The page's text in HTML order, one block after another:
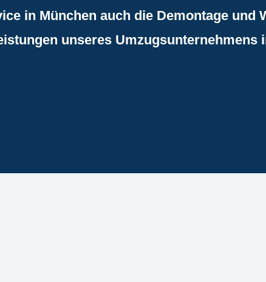
in München auch die Demontage und
unseres Umzugsunternehmens